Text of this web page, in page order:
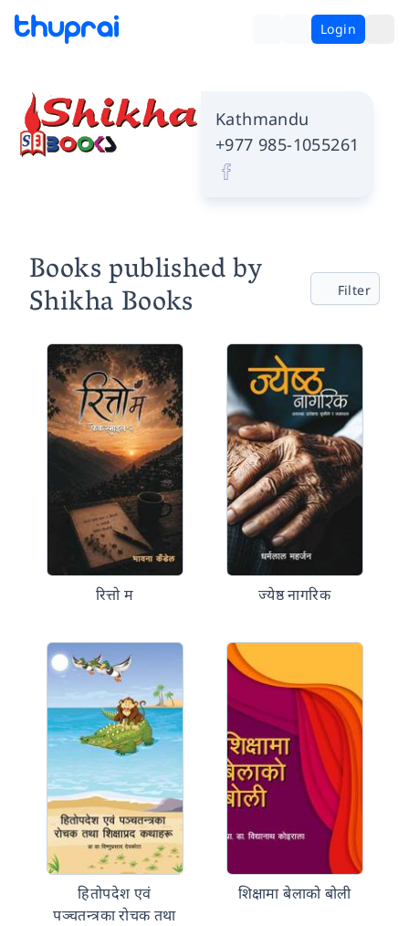
Login
Kathmandu
+977 985-1055261
Books published by
Shikha Books Filter
रित्तो म ज्येष्ठ नागरिक
हितोपदेश एवं
पञ्चतन्त्रका रोचक तथा
शिक्षामा बेलाको बोली